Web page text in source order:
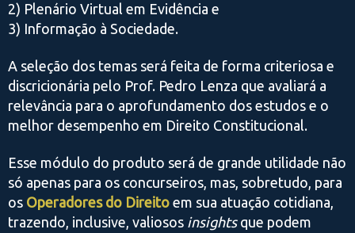
2) Plenário Virtual em Evidência e
3) Informação à Sociedade.
A seleção dos temas será feita de forma criteriosa e
discricionária pelo Prof. Pedro Lenza que avaliará a
relevância para o aprofundamento dos estudos e o
melhor desempenho em Direito Constitucional.
Esse módulo do produto será de grande utilidade não
só apenas para os concurseiros, mas, sobretudo, para
os Operadores do Direito em sua atuação cotidiana,
trazendo, inclusive, valiosos insightsque podem